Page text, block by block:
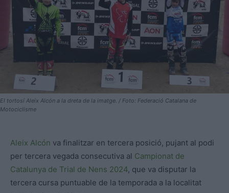
El tortosí Aleix Alcón a la dreta de la imatge. / Foto: Federació Catalana de
Motociclisme
Aleix Alcón va finalitzar en tercera posició, pujant al podi
per tercera vegada consecutiva al Campionat de
Catalunya de Trial de Nens 2024, que va disputar la
tercera cursa puntuable de la temporada a la localitat